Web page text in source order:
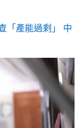
「產能過剩」 中